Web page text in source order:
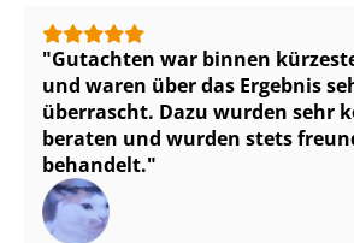
Gutachten war binnen
und waren über das Ergebnis
überrascht. Dazu wurden sehr
beraten und wurden stets
behandelt.